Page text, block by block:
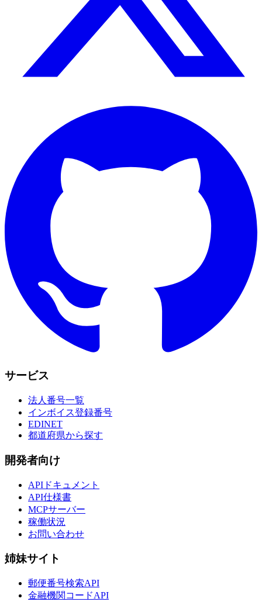
サービス
法人番号一覧
インボイス登録番号
EDINET
都道府県から探す
開発者向け
APIドキュメント
API仕様書
MCPサーバー
稼働状況
お問い合わせ
姉妹サイト
郵便番号検索API
金融機関コードAPI